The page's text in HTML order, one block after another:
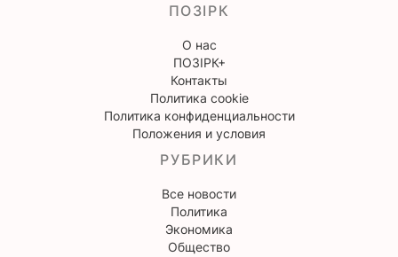
ПОЗІРК
О нас
ПОЗІРК+
Контакты
Политика cookie
Политика конфиденциальности
Положения и условия
РУБРИКИ
Все новости
Политика
Экономика
Общество